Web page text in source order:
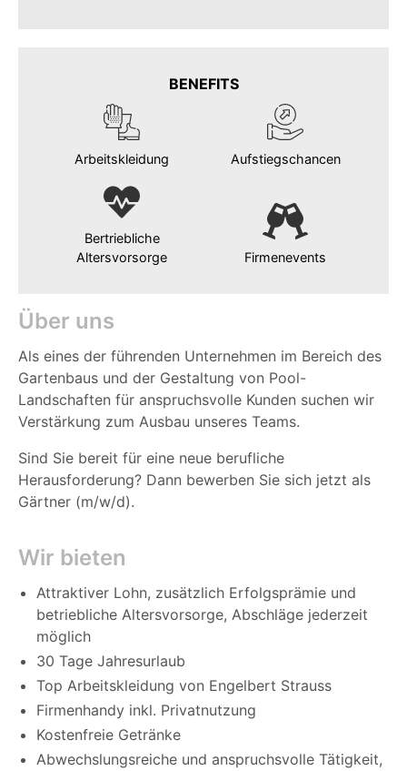
Über uns
Als eines der führenden Unternehmen im Bereich des
Gartenbaus und der Gestaltung von Pool-
Landschaften für anspruchsvolle Kunden suchen wir
Verstärkung zum Ausbau unseres Teams.
Sind Sie bereit für eine neue berufliche
Herausforderung? Dann bewerben Sie sich jetzt als
Gärtner (m/w/d).
Wir bieten
Attraktiver Lohn, zusätzlich Erfolgsprämie und
betriebliche Altersvorsorge, Abschläge jederzeit
möglich
30 Tage Jahresurlaub
Top Arbeitskleidung von Engelbert Strauss
Firmenhandy inkl. Privatnutzung
Kostenfreie Getränke
Abwechslungsreiche und anspruchsvolle Tätigkeit,
BENEFITS
Arbeitskleidung Aufstiegschancen
Bertriebliche
Altersvorsorge
Firmenevents